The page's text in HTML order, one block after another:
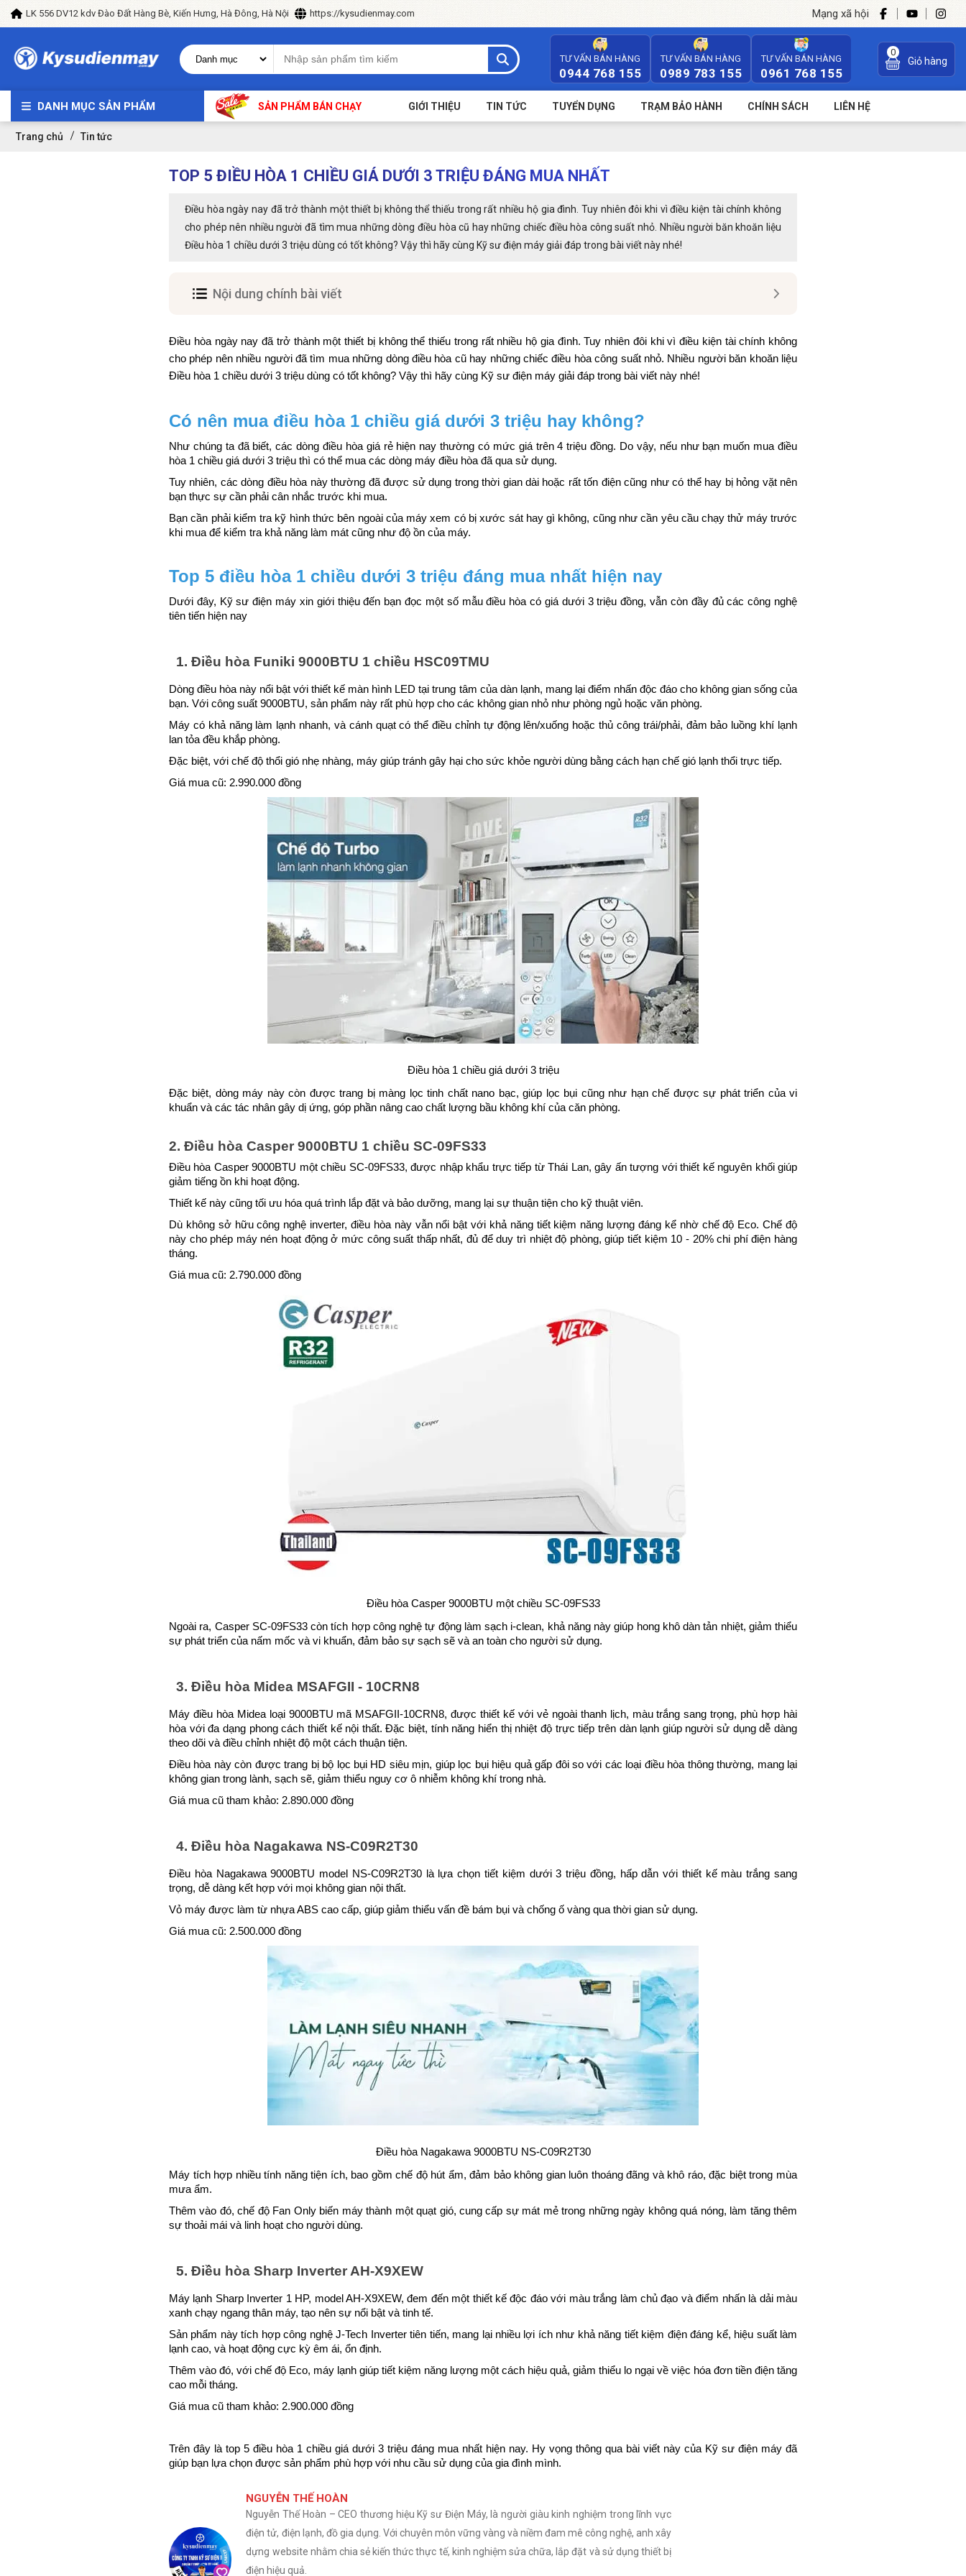
LK 556 DV12 kdv Đào Đất Hàng Bè, Kiến Hưng, Hà Đông, Hà Nội https://kysudienmay.com Mạng xã hội
TƯ VẤN BÁN HÀNG
0944 768 155
TƯ VẤN BÁN HÀNG
0989 783 155
TƯ VẤN BÁN HÀNG
0961 768 155
0
Giỏ hàng
DANH MỤC SẢN PHẨM SẢN PHẨM BÁN CHẠY GIỚI THIỆU TIN TỨC TUYỂN DỤNG TRẠM BẢO HÀNH CHÍNH SÁCH LIÊN HỆ
Trang chủ Tin tức
TOP 5 ĐIỀU HÒA 1 CHIỀU GIÁ DƯỚI 3 TRIỆU ĐÁNG MUA NHẤT
Điều hòa ngày nay đã trở thành một thiết bị không thể thiếu trong rất nhiều hộ gia đình. Tuy nhiên đôi khi vì điều kiện tài chính không
cho phép nên nhiều người đã tìm mua những dòng điều hòa cũ hay những chiếc điều hòa công suất nhỏ. Nhiều người băn khoăn liệu
Điều hòa 1 chiều dưới 3 triệu dùng có tốt không? Vậy thì hãy cùng Kỹ sư điện máy giải đáp trong bài viết này nhé!
Nội dung chính bài viết
Điều hòa ngày nay đã trở thành một thiết bị không thể thiếu trong rất nhiều hộ gia đình. Tuy nhiên đôi khi vì điều kiện tài chính không
cho phép nên nhiều người đã tìm mua những dòng điều hòa cũ hay những chiếc điều hòa công suất nhỏ. Nhiều người băn khoăn liệu
Điều hòa 1 chiều dưới 3 triệu dùng có tốt không? Vậy thì hãy cùng Kỹ sư điện máy giải đáp trong bài viết này nhé!
Có nên mua điều hòa 1 chiều giá dưới 3 triệu hay không?
Như chúng ta đã biết, các dòng điều hòa giá rẻ hiện nay thường có mức giá trên 4 triệu đồng. Do vậy, nếu như bạn muốn mua điều
hòa 1 chiều giá dưới 3 triệu thì có thể mua các dòng máy điều hòa đã qua sử dụng.
Tuy nhiên, các dòng điều hòa này thường đã được sử dụng trong thời gian dài hoặc rất tốn điện cũng như có thể hay bị hỏng vặt nên
bạn thực sự cần phải cân nhắc trước khi mua.
Bạn cần phải kiểm tra kỹ hình thức bên ngoài của máy xem có bị xước sát hay gì không, cũng như cần yêu cầu chạy thử máy trước
khi mua để kiểm tra khả năng làm mát cũng như độ ồn của máy.
Top 5 điều hòa 1 chiều dưới 3 triệu đáng mua nhất hiện nay
Dưới đây, Kỹ sư điện máy xin giới thiệu đến bạn đọc một số mẫu điều hòa có giá dưới 3 triệu đồng, vẫn còn đầy đủ các công nghệ
tiên tiến hiện nay
1. Điều hòa Funiki 9000BTU 1 chiều HSC09TMU
Dòng điều hòa này nổi bật với thiết kế màn hình LED tại trung tâm của dàn lạnh, mang lại điểm nhấn độc đáo cho không gian sống của
bạn. Với công suất 9000BTU, sản phẩm này rất phù hợp cho các không gian nhỏ như phòng ngủ hoặc văn phòng.
Máy có khả năng làm lạnh nhanh, và cánh quạt có thể điều chỉnh tự động lên/xuống hoặc thủ công trái/phải, đảm bảo luồng khí lạnh
lan tỏa đều khắp phòng.
Đặc biệt, với chế độ thổi gió nhẹ nhàng, máy giúp tránh gây hại cho sức khỏe người dùng bằng cách hạn chế gió lạnh thổi trực tiếp.
Giá mua cũ: 2.990.000 đồng
Điều hòa 1 chiều giá dưới 3 triệu
Đặc biệt, dòng máy này còn được trang bị màng lọc tinh chất nano bạc, giúp lọc bụi cũng như hạn chế được sự phát triển của vi
khuẩn và các tác nhân gây dị ứng, góp phần nâng cao chất lượng bầu không khí của căn phòng.
2. Điều hòa Casper 9000BTU 1 chiều SC-09FS33
Điều hòa Casper 9000BTU một chiều SC-09FS33, được nhập khẩu trực tiếp từ Thái Lan, gây ấn tượng với thiết kế nguyên khối giúp
giảm tiếng ồn khi hoạt động.
Thiết kế này cũng tối ưu hóa quá trình lắp đặt và bảo dưỡng, mang lại sự thuận tiện cho kỹ thuật viên.
Dù không sở hữu công nghệ inverter, điều hòa này vẫn nổi bật với khả năng tiết kiệm năng lượng đáng kể nhờ chế độ Eco. Chế độ
này cho phép máy nén hoạt động ở mức công suất thấp nhất, đủ để duy trì nhiệt độ phòng, giúp tiết kiệm 10 - 20% chi phí điện hàng
tháng.
Giá mua cũ: 2.790.000 đồng
Điều hòa Casper 9000BTU một chiều SC-09FS33
Ngoài ra, Casper SC-09FS33 còn tích hợp công nghệ tự động làm sạch i-clean, khả năng này giúp hong khô dàn tản nhiệt, giảm thiểu
sự phát triển của nấm mốc và vi khuẩn, đảm bảo sự sạch sẽ và an toàn cho người sử dụng.
3. Điều hòa Midea MSAFGII - 10CRN8
Máy điều hòa Midea loại 9000BTU mã MSAFGII-10CRN8, được thiết kế với vẻ ngoài thanh lịch, màu trắng sang trọng, phù hợp hài
hòa với đa dạng phong cách thiết kế nội thất. Đặc biệt, tính năng hiển thị nhiệt độ trực tiếp trên dàn lạnh giúp người sử dụng dễ dàng
theo dõi và điều chỉnh nhiệt độ một cách thuận tiện.
Điều hòa này còn được trang bị bộ lọc bụi HD siêu mịn, giúp lọc bụi hiệu quả gấp đôi so với các loại điều hòa thông thường, mang lại
không gian trong lành, sạch sẽ, giảm thiểu nguy cơ ô nhiễm không khí trong nhà.
Giá mua cũ tham khảo: 2.890.000 đồng
4. Điều hòa Nagakawa NS-C09R2T30
Điều hòa Nagakawa 9000BTU model NS-C09R2T30 là lựa chọn tiết kiệm dưới 3 triệu đồng, hấp dẫn với thiết kế màu trắng sang
trọng, dễ dàng kết hợp với mọi không gian nội thất.
Vỏ máy được làm từ nhựa ABS cao cấp, giúp giảm thiểu vấn đề bám bụi và chống ố vàng qua thời gian sử dụng.
Giá mua cũ: 2.500.000 đồng
Điều hòa Nagakawa 9000BTU NS-C09R2T30
Máy tích hợp nhiều tính năng tiện ích, bao gồm chế độ hút ẩm, đảm bảo không gian luôn thoáng đãng và khô ráo, đặc biệt trong mùa
mưa ẩm.
Thêm vào đó, chế độ Fan Only biến máy thành một quạt gió, cung cấp sự mát mẻ trong những ngày không quá nóng, làm tăng thêm
sự thoải mái và linh hoạt cho người dùng.
5. Điều hòa Sharp Inverter AH-X9XEW
Máy lạnh Sharp Inverter 1 HP, model AH-X9XEW, đem đến một thiết kế độc đáo với màu trắng làm chủ đạo và điểm nhấn là dải màu
xanh chạy ngang thân máy, tạo nên sự nổi bật và tinh tế.
Sản phẩm này tích hợp công nghệ J-Tech Inverter tiên tiến, mang lại nhiều lợi ích như khả năng tiết kiệm điện đáng kể, hiệu suất làm
lạnh cao, và hoạt động cực kỳ êm ái, ổn định.
Thêm vào đó, với chế độ Eco, máy lạnh giúp tiết kiệm năng lượng một cách hiệu quả, giảm thiểu lo ngại về việc hóa đơn tiền điện tăng
cao mỗi tháng.
Giá mua cũ tham khảo: 2.900.000 đồng
Trên đây là top 5 điều hòa 1 chiều giá dưới 3 triệu đáng mua nhất hiện nay. Hy vọng thông qua bài viết này của Kỹ sư điện máy đã
giúp bạn lựa chọn được sản phẩm phù hợp với nhu cầu sử dụng của gia đình mình.
NGUYỄN THẾ HOÀN
Nguyễn Thế Hoàn – CEO thương hiệu Kỹ sư Điện Máy, là người giàu kinh nghiệm trong lĩnh vực
điện tử, điện lạnh, đồ gia dụng. Với chuyên môn vững vàng và niềm đam mê công nghệ, anh xây
dựng website nhằm chia sẻ kiến thức thực tế, kinh nghiệm sửa chữa, lắp đặt và sử dụng thiết bị
điện hiệu quả.